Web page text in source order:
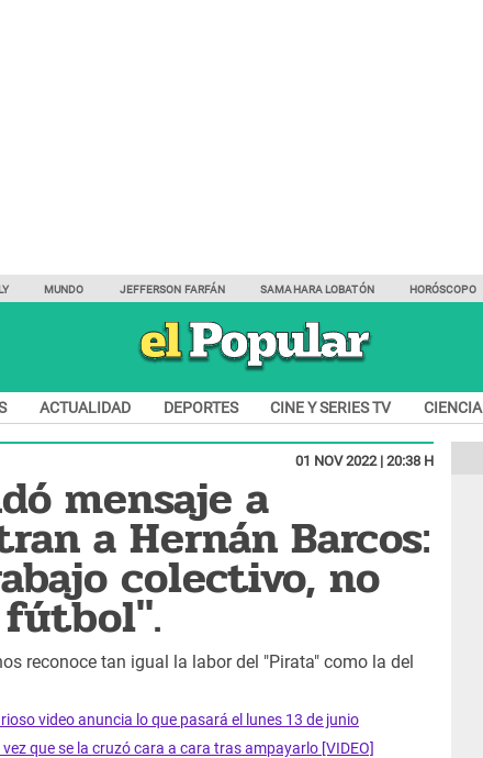
MUNDO JEFFERSON FARFÁN SAMAHARA LOBATÓN HORÓSCOPO
ACTUALIDAD DEPORTES CINE Y SERIES TV CIENCIA
01 NOV 2022 | 20:38 H
mensaje a
a Hernán Barcos:
colectivo, no
reconoce tan igual la labor del "Pirata" como la del
video anuncia lo que pasará el lunes 13 de junio
que se la cruzó cara a cara tras ampayarlo [VIDEO]